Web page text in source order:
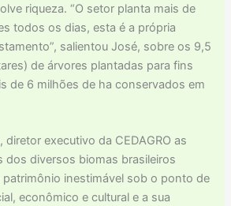
riqueza. “O setor planta mais de
todos os dias, esta é a própria
salientou José, sobre os 9,5
de árvores plantadas para fins
de 6 milhões de ha conservados em
diretor executivo da CEDAGRO as
dos diversos biomas brasileiros
inestimável sob o ponto de
econômico e cultural e a sua